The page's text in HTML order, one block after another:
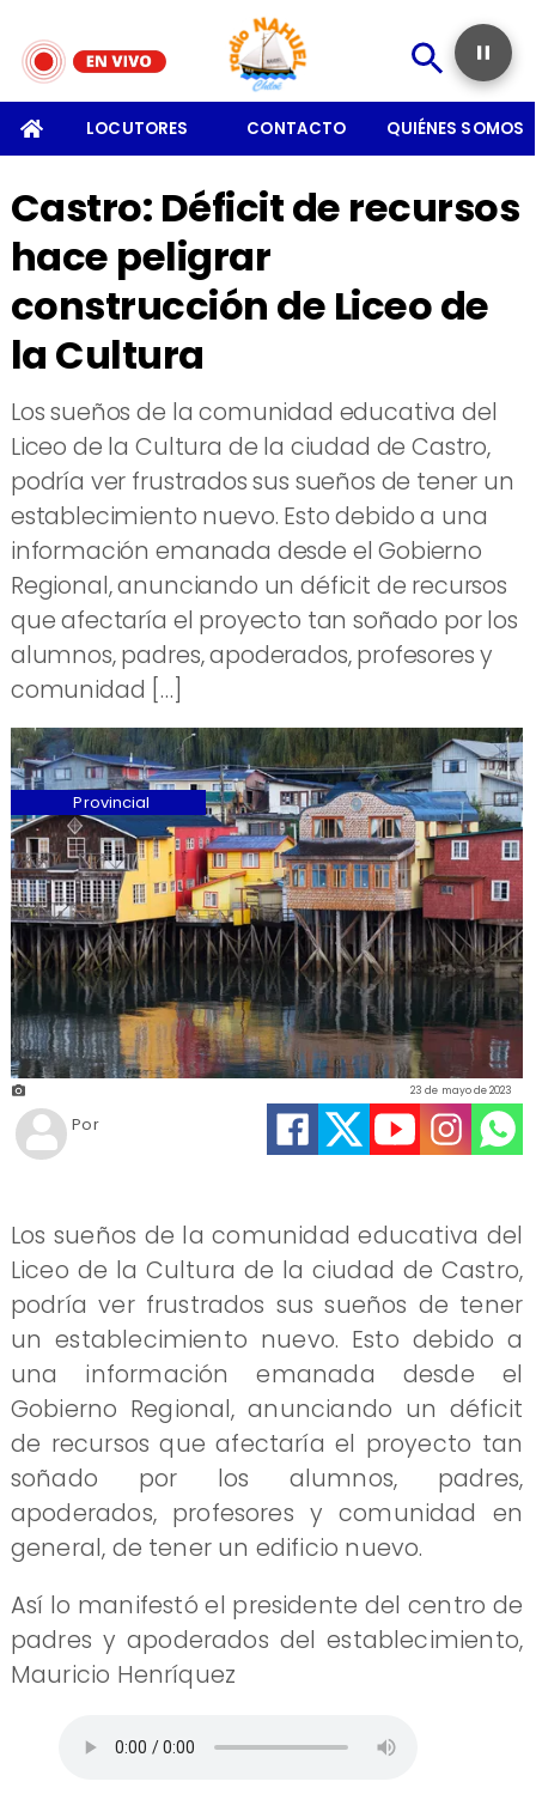
LOCUTORES CONTACTO QUIÉNES SOMOS
Castro: Déficit de recursos
hace peligrar
construcción de Liceo de
la Cultura
Los sueños de la comunidad educativa del
Liceo de la Cultura de la ciudad de Castro,
podría ver frustrados sus sueños de tener un
establecimiento nuevo. Esto debido a una
información emanada desde el Gobierno
Regional, anunciando un déficit de recursos
que afectaría el proyecto tan soñado por los
alumnos, padres, apoderados, profesores y
comunidad […]
23 de mayo de 2023
Provincial
Por
Los sueños de la comunidad educativa del
Liceo de la Cultura de la ciudad de Castro,
podría ver frustrados sus sueños de tener
un establecimiento nuevo. Esto debido a
una información emanada desde el
Gobierno Regional, anunciando un déficit
de recursos que afectaría el proyecto tan
soñado por los alumnos, padres,
apoderados, profesores y comunidad en
general, de tener un edificio nuevo.
Así lo manifestó el presidente del centro de
padres y apoderados del establecimiento,
Mauricio Henríquez